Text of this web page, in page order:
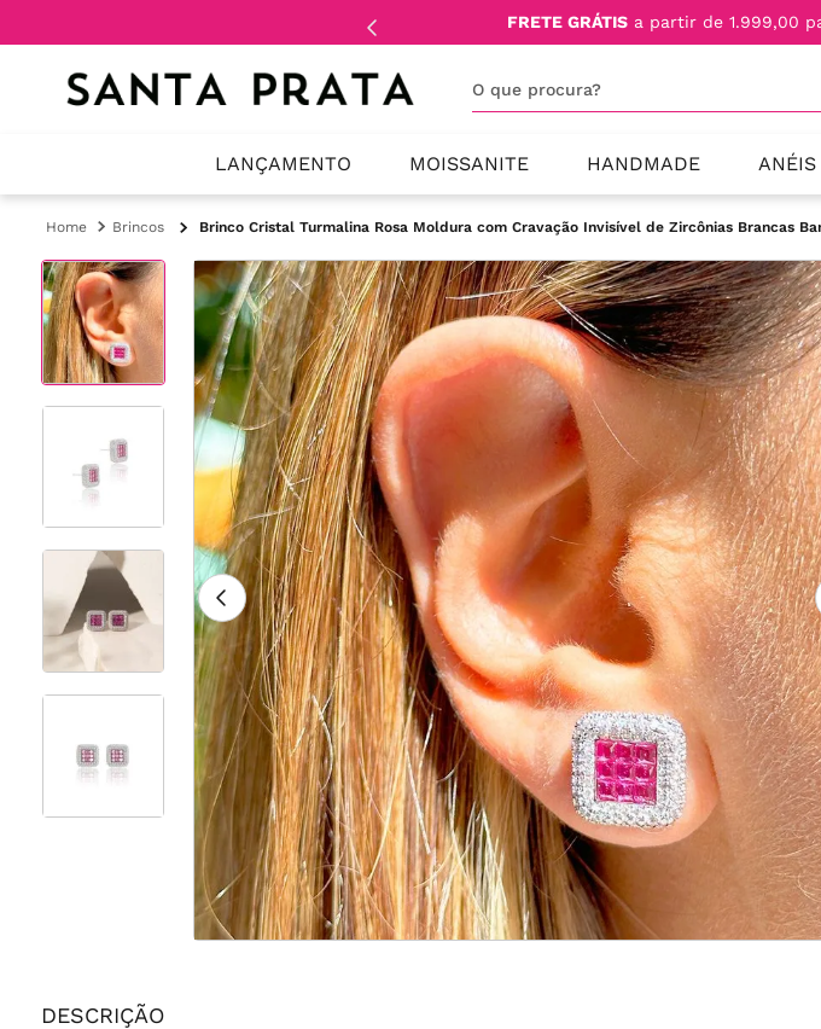
FRETE GRÁTIS a partir de 1.999,00
LANÇAMENTO MOISSANITE HANDMADE ANÉIS
Brincos Brinco Cristal Turmalina Rosa Moldura com Cravação Invisível de Zircônias Brancas
DESCRIÇÃO